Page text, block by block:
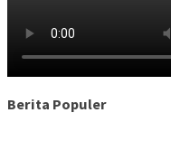
Berita Populer